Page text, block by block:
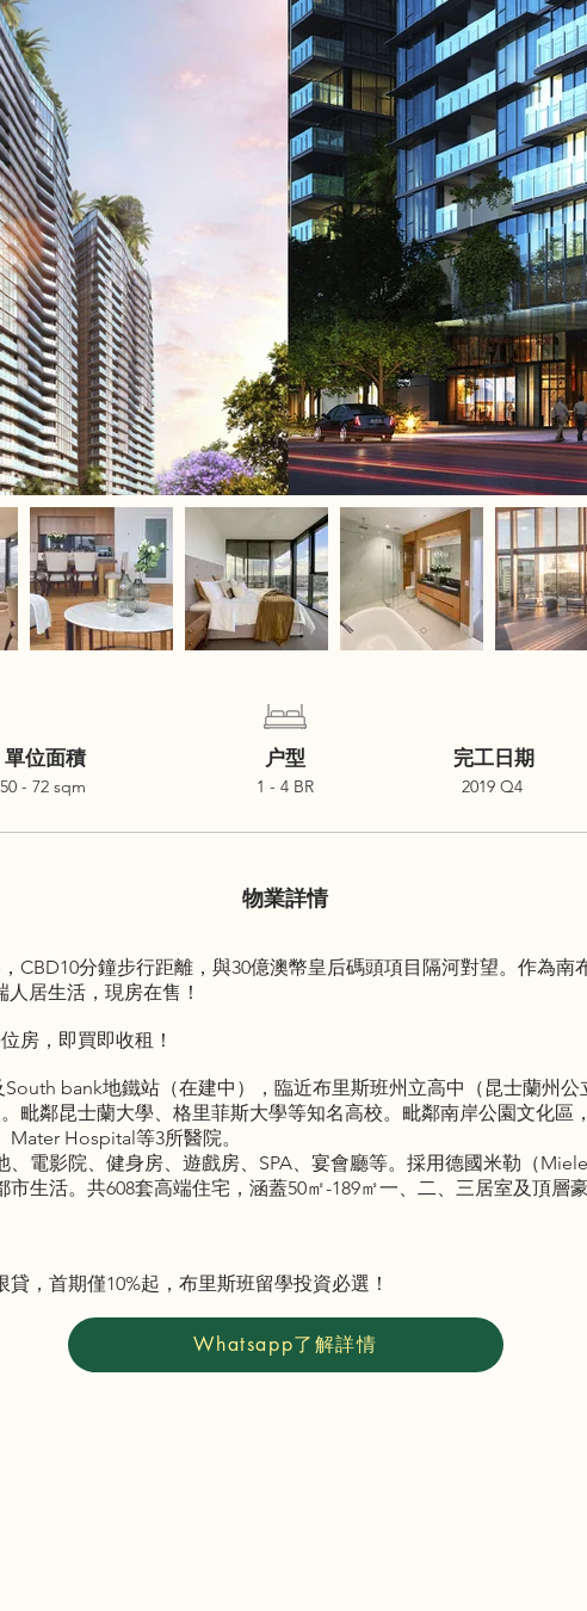
物業詳情
CBD10分鐘步行距離，與30億澳幣皇后碼頭項目隔河對望。作為南
居生活，現房在售！
房，即買即收租！
bank地鐵站（在建中），臨近布里斯班州立高中（昆士蘭州
毗鄰昆士蘭大學、格里菲斯大學等知名高校。毗鄰南岸公園文化區
Hospital等3所醫院。
電影院、健身房、遊戲房、SPA、宴會廳等。採用德國米勒（
生活。共608套高端住宅，涵蓋50㎡-189㎡一、二、三居室及頂層豪
，首期僅10%起，布里斯班留學投資必選！
Whatsapp了解詳情
單位面積
50 - 72 sqm
户型
1 - 4 BR
完工日期
2019 Q4